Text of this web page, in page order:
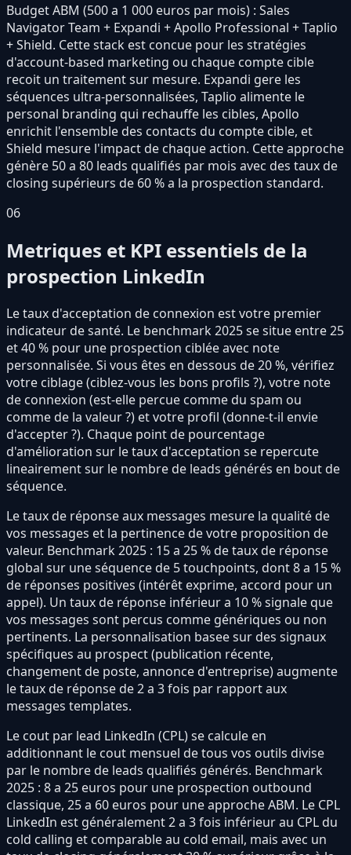
Budget ABM (500 a 1 000 euros par mois) : Sales
Navigator Team + Expandi + Apollo Professional + Taplio
+ Shield. Cette stack est concue pour les stratégies
d'account-based marketing ou chaque compte cible
recoit un traitement sur mesure. Expandi gere les
séquences ultra-personnalisées, Taplio alimente le
personal branding qui rechauffe les cibles, Apollo
enrichit l'ensemble des contacts du compte cible, et
Shield mesure l'impact de chaque action. Cette approche
génère 50 a 80 leads qualifiés par mois avec des taux de
closing supérieurs de 60 % a la prospection standard.
06
Metriques et KPI essentiels de la
prospection LinkedIn
Le taux d'acceptation de connexion est votre premier
indicateur de santé. Le benchmark 2025 se situe entre 25
et 40 % pour une prospection ciblée avec note
personnalisée. Si vous êtes en dessous de 20 %, vérifiez
votre ciblage (ciblez-vous les bons profils ?), votre note
de connexion (est-elle percue comme du spam ou
comme de la valeur ?) et votre profil (donne-t-il envie
d'accepter ?). Chaque point de pourcentage
d'amélioration sur le taux d'acceptation se repercute
lineairement sur le nombre de leads générés en bout de
séquence.
Le taux de réponse aux messages mesure la qualité de
vos messages et la pertinence de votre proposition de
valeur. Benchmark 2025 : 15 a 25 % de taux de réponse
global sur une séquence de 5 touchpoints, dont 8 a 15 %
de réponses positives (intérêt exprime, accord pour un
appel). Un taux de réponse inférieur a 10 % signale que
vos messages sont percus comme génériques ou non
pertinents. La personnalisation basee sur des signaux
spécifiques au prospect (publication récente,
changement de poste, annonce d'entreprise) augmente
le taux de réponse de 2 a 3 fois par rapport aux
messages templates.
Le cout par lead LinkedIn (CPL) se calcule en
additionnant le cout mensuel de tous vos outils divise
par le nombre de leads qualifiés générés. Benchmark
2025 : 8 a 25 euros pour une prospection outbound
classique, 25 a 60 euros pour une approche ABM. Le CPL
LinkedIn est généralement 2 a 3 fois inférieur au CPL du
cold calling et comparable au cold email, mais avec un